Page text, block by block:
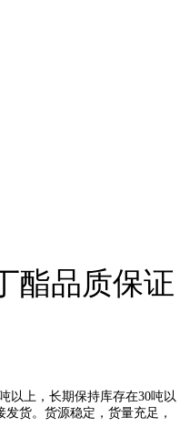
酯品质保证
以上，长期保持库存在30吨以
货。货源稳定，货量充足，